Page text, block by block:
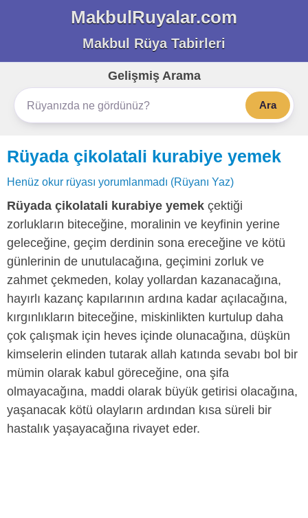
MakbulRuyalar.com
Makbul Rüya Tabirleri
Gelişmiş Arama
Ara
Rüyada çikolatali kurabiye yemek
Henüz okur rüyası yorumlanmadı (Rüyanı Yaz)
Rüyada çikolatali kurabiye yemek çektiği
zorlukların biteceğine, moralinin ve keyfinin yerine
geleceğine, geçim derdinin sona ereceğine ve kötü
günlerinin de unutulacağına, geçimini zorluk ve
zahmet çekmeden, kolay yollardan kazanacağına,
hayırlı kazanç kapılarının ardına kadar açılacağına,
kırgınlıkların biteceğine, miskinlikten kurtulup daha
çok çalışmak için heves içinde olunacağına, düşkün
kimselerin elinden tutarak allah katında sevabı bol bir
mümin olarak kabul göreceğine, ona şifa
olmayacağına, maddi olarak büyük getirisi olacağına,
yaşanacak kötü olayların ardından kısa süreli bir
hastalık yaşayacağına rivayet eder.